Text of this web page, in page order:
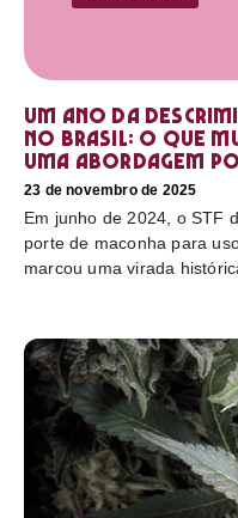
Um ano da
no Brasil: o que
uma abordagem
23 de novembro de 2025
Em junho de 2024, o STF
porte de maconha para
marcou uma virada